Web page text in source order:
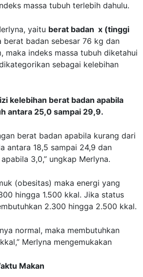
massa tubuh terlebih dahulu.
yaitu berat badan x (tinggi
berat badan sebesar 76 kg dan
maka indeks massa tubuh diketahui
sebagai kelebihan
kelebihan berat badan apabila
antara 25,0 sampai 29,9.
berat badan apabila kurang dari
antara 18,5 sampai 24,9 dan
3,0,” ungkap Merlyna.
(obesitas) maka energi yang
hingga 1.500 kkal. Jika status
2.300 hingga 2.500 kkal.
normal, maka membutuhkan
Merlyna mengemukakan
Makan